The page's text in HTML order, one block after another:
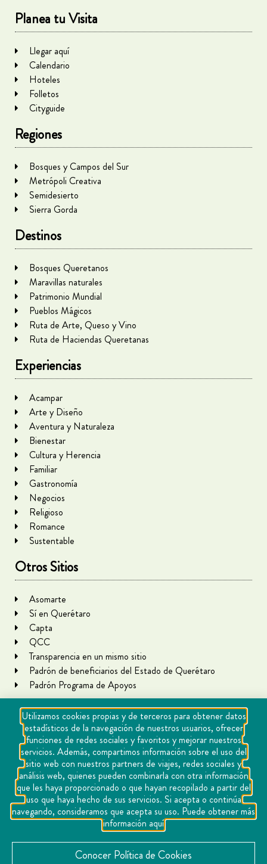
Planea tu Visita
Llegar aquí
Calendario
Hoteles
Folletos
Cityguide
Regiones
Bosques y Campos del Sur
Metrópoli Creativa
Semidesierto
Sierra Gorda
Destinos
Bosques Queretanos
Maravillas naturales
Patrimonio Mundial
Pueblos Mágicos
Ruta de Arte, Queso y Vino
Ruta de Haciendas Queretanas
Experiencias
Acampar
Arte y Diseño
Aventura y Naturaleza
Bienestar
Cultura y Herencia
Familiar
Gastronomía
Negocios
Religioso
Romance
Sustentable
Otros Sitios
Asomarte
Sí en Querétaro
Capta
QCC
Transparencia en un mismo sitio
Padrón de beneficiarios del Estado de Querétaro
Padrón Programa de Apoyos
Copyright Querétaro Travel 2021 | v 1.1
Cookies
Aviso de privacidad
Directorio
Utilizamos cookies propias y de terceros para obtener datos
estadísticos de la navegación de nuestros usuarios, ofrecer
funciones de redes sociales y favoritos y mejorar nuestros
servicios. Además, compartimos información sobre el uso del
sitio web con nuestros partners de viajes, redes sociales y
análisis web, quienes pueden combinarla con otra información
que les haya proporcionado o que hayan recopilado a partir del
uso que haya hecho de sus servicios. Si acepta o continúa
navegando, consideramos que acepta su uso. Puede obtener más
información aquí
Conocer Política de Cookies